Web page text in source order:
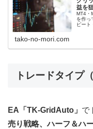
益を
MT4・
を作っ
ピート
tako-no-mori.com
トレードタイプ
EA「TK-GridAuto」 で
売り戦略、ハーフ＆ハ